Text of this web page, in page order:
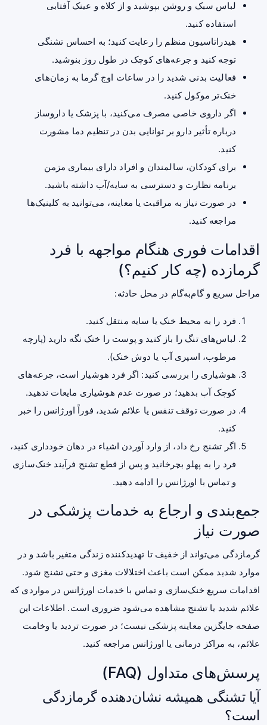
لباس سبک و روشن بپوشید و از کلاه و عینک آفتابی
استفاده کنید.
هیدراتاسیون منظم را رعایت کنید؛ به احساس تشنگی
توجه کنید و جرعه‌های کوچک در طول روز بنوشید.
فعالیت بدنی شدید را در ساعات اوج گرما به زمان‌های
خنک‌تر موکول کنید.
اگر داروی خاصی مصرف می‌کنید، با پزشک یا داروساز
درباره تأثیر دارو بر توانایی بدن در تنظیم دما مشورت
کنید.
برای کودکان، سالمندان و افراد دارای بیماری مزمن
برنامه نظارت و دسترسی به سایه/آب داشته باشید.
در صورت نیاز به مراقبت یا معاینه، می‌توانید بهکلینیک‌ها
مراجعه کنید.
اقدامات فوری هنگام مواجهه با فرد
گرمازده (چه کار کنیم؟)
مراحل سریع و گام‌به‌گام در محل حادثه:
فرد را به محیط خنک یا سایه منتقل کنید.
لباس‌های تنگ را باز کنید و پوست را خنک نگه دارید (پارچه
مرطوب، اسپری آب یا دوش خنک).
هوشیاری را بررسی کنید: اگر فرد هوشیار است، جرعه‌های
کوچک آب بدهید؛ در صورت عدم هوشیاری مایعات ندهید.
در صورت توقف تنفس یا علائم شدید، فوراً اورژانس را خبر
کنید.
اگر تشنج رخ داد، از وارد آوردن اشیاء در دهان خودداری کنید،
فرد را به پهلو بچرخانید و پس از قطع تشنج فرآیند خنک‌سازی
و تماس با اورژانس را ادامه دهید.
جمع‌بندی و ارجاع به خدمات پزشکی در
صورت نیاز
گرمازدگی می‌تواند از خفیف تا تهدیدکننده زندگی متغیر باشد و در
موارد شدید ممکن است باعث اختلالات مغزی و حتی تشنج شود.
اقدامات سریع خنک‌سازی و تماس با خدمات اورژانس در مواردی که
علائم شدید یا تشنج مشاهده می‌شود ضروری است. اطلاعات این
صفحه جایگزین معاینه پزشکی نیست؛ در صورت تردید یا وخامت
علائم، به مراکز درمانی یا اورژانس مراجعه کنید.
پرسش‌های متداول (FAQ)
آیا تشنگی همیشه نشان‌دهنده گرمازدگی
است؟